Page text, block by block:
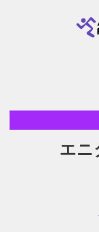
エニ